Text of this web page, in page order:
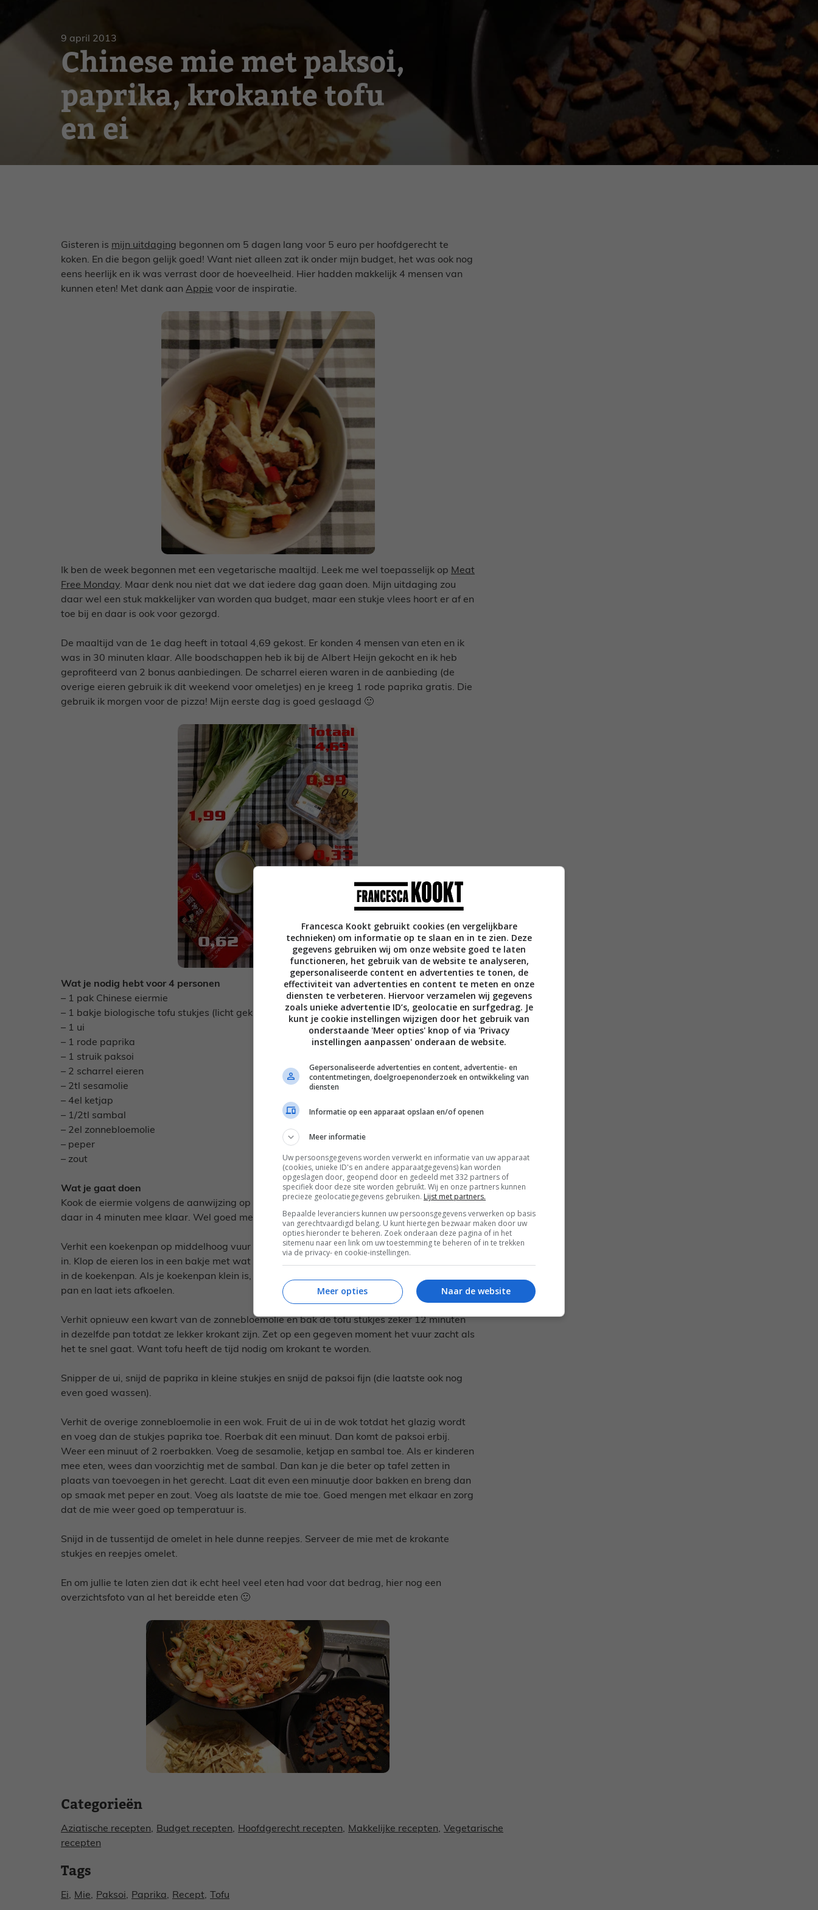
9 april 2013
Chinese mie met paksoi,
paprika, krokante tofu
en ei
Gisteren is mijn uitdaging begonnen om 5 dagen lang voor 5 euro per hoofdgerecht te
koken. En die begon gelijk goed! Want niet alleen zat ik onder mijn budget, het was ook nog
eens heerlijk en ik was verrast door de hoeveelheid. Hier hadden makkelijk 4 mensen van
kunnen eten! Met dank aan Appie voor de inspiratie.
Ik ben de week begonnen met een vegetarische maaltijd. Leek me wel toepasselijk op Meat
Free Monday. Maar denk nou niet dat we dat iedere dag gaan doen. Mijn uitdaging zou
daar wel een stuk makkelijker van worden qua budget, maar een stukje vlees hoort er af en
toe bij en daar is ook voor gezorgd.
De maaltijd van de 1e dag heeft in totaal 4,69 gekost. Er konden 4 mensen van eten en ik
was in 30 minuten klaar. Alle boodschappen heb ik bij de Albert Heijn gekocht en ik heb
geprofiteerd van 2 bonus aanbiedingen. De scharrel eieren waren in de aanbieding (de
overige eieren gebruik ik dit weekend voor omeletjes) en je kreeg 1 rode paprika gratis. Die
gebruik ik morgen voor de pizza! Mijn eerste dag is goed geslaagd 🙂
Wat je nodig hebt voor 4 personen
– 1 pak Chinese eiermie
– 1 bakje biologische tofu stukjes (licht gekruid)
– 1 ui
– 1 rode paprika
– 1 struik paksoi
– 2 scharrel eieren
– 2tl sesamolie
– 4el ketjap
– 1/2tl sambal
– 2el zonnebloemolie
– peper
– zout
Wat je gaat doen
Kook de eiermie volgens de aanwijzing op de verpakking. Nadat het water kookt, ben je
daar in 4 minuten mee klaar. Wel goed met koud water afspoelen in een vergiet.
Verhit een koekenpan op middelhoog vuur en doe daar een kwart van de zonnebloemolie
in. Klop de eieren los in een bakje met wat peper en zout en bak hier een dun omeletje van
in de koekenpan. Als je koekenpan klein is, bak deze dan in 2 keer. Haal de omelet uit de
pan en laat iets afkoelen.
Verhit opnieuw een kwart van de zonnebloemolie en bak de tofu stukjes zeker 12 minuten
in dezelfde pan totdat ze lekker krokant zijn. Zet op een gegeven moment het vuur zacht als
het te snel gaat. Want tofu heeft de tijd nodig om krokant te worden.
Snipper de ui, snijd de paprika in kleine stukjes en snijd de paksoi fijn (die laatste ook nog
even goed wassen).
Verhit de overige zonnebloemolie in een wok. Fruit de ui in de wok totdat het glazig wordt
en voeg dan de stukjes paprika toe. Roerbak dit een minuut. Dan komt de paksoi erbij.
Weer een minuut of 2 roerbakken. Voeg de sesamolie, ketjap en sambal toe. Als er kinderen
mee eten, wees dan voorzichtig met de sambal. Dan kan je die beter op tafel zetten in
plaats van toevoegen in het gerecht. Laat dit even een minuutje door bakken en breng dan
op smaak met peper en zout. Voeg als laatste de mie toe. Goed mengen met elkaar en zorg
dat de mie weer goed op temperatuur is.
Snijd in de tussentijd de omelet in hele dunne reepjes. Serveer de mie met de krokante
stukjes en reepjes omelet.
En om jullie te laten zien dat ik echt heel veel eten had voor dat bedrag, hier nog een
overzichtsfoto van al het bereidde eten 🙂
Categorieën
Aziatische recepten, Budget recepten, Hoofdgerecht recepten, Makkelijke recepten, Vegetarische
recepten
Tags
Ei, Mie, Paksoi, Paprika, Recept, Tofu
Francesca Kookt gebruikt cookies (en vergelijkbare
technieken) om informatie op te slaan en in te zien. Deze
gegevens gebruiken wij om onze website goed te laten
functioneren, het gebruik van de website te analyseren,
gepersonaliseerde content en advertenties te tonen, de
effectiviteit van advertenties en content te meten en onze
diensten te verbeteren. Hiervoor verzamelen wij gegevens
zoals unieke advertentie ID’s, geolocatie en surfgedrag. Je
kunt je cookie instellingen wijzigen door het gebruik van
onderstaande 'Meer opties' knop of via 'Privacy
instellingen aanpassen' onderaan de website.
Gepersonaliseerde advertenties en content, advertentie- en
contentmetingen, doelgroepenonderzoek en ontwikkeling van
diensten
Informatie op een apparaat opslaan en/of openen
Meer informatie
Uw persoonsgegevens worden verwerkt en informatie van uw apparaat
(cookies, unieke ID's en andere apparaatgegevens) kan worden
opgeslagen door, geopend door en gedeeld met 332 partners of
specifiek door deze site worden gebruikt. Wij en onze partners kunnen
precieze geolocatiegegevens gebruiken. Lijst met partners.
Bepaalde leveranciers kunnen uw persoonsgegevens verwerken op basis
van gerechtvaardigd belang. U kunt hiertegen bezwaar maken door uw
opties hieronder te beheren. Zoek onderaan deze pagina of in het
sitemenu naar een link om uw toestemming te beheren of in te trekken
via de privacy- en cookie-instellingen.
Naar de website
Meer opties